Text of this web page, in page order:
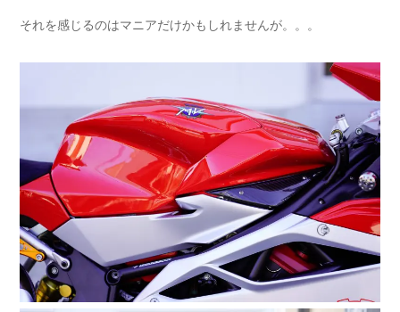
それを感じるのはマニアだけかもしれませんが。。。